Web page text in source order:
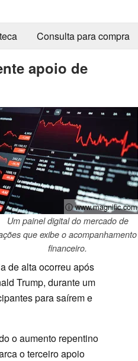
Consulta para compra
apoio de
ⓘ www.magnific.com
Um painel digital do mercado de
que exibe o acompanhamento
financeiro.
de alta ocorreu após
Trump, durante um
para saírem e
o aumento repentino
o terceiro apoio